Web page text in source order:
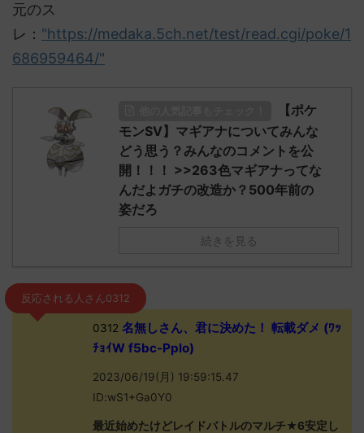
元のス
レ： "https://medaka.5ch.net/test/read.cgi/poke/1
686959464/"
【ポケ
モンSV】マギアナについてみんな
どう思う？みんなのコメントを公
開！！！ >>263色マギアナってな
んだよガチの改造か？500年前の
姿だろ
続きを見る
反応される人さん0312
0312 名無しさん、君に決めた！ 転載ダメ (ﾜｯ
ﾁｮｲW f5bc-Pplo)
2023/06/19(月) 19:59:15.47
ID:wS1+Ga0Y0
最近始めたけどレイドバトルのマルチ★6安定し